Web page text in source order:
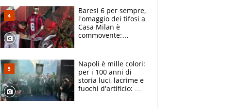
circondati
dall'affetto dei tifosi
Baresi 6 per sempre,
l'omaggio dei tifosi a
Casa Milan è
commovente:
bigliettini
Napoli è mille colori:
per i 100 anni di
storia luci, lacrime e
fuochi d'artificio: De